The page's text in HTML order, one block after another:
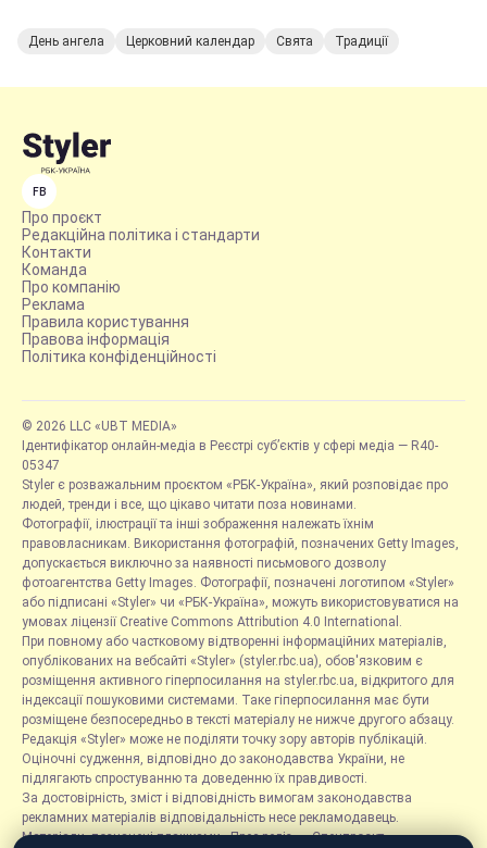
День ангела Церковний календар Свята Традиції
FB
Про проєкт
Редакційна політика і стандарти
Контакти
Команда
Про компанію
Реклама
Правила користування
Правова інформація
Політика конфіденційності
© 2026 LLC «UBT MEDIA»
Ідентифікатор онлайн-медіа в Реєстрі суб’єктів у сфері медіа — R40-
05347
Styler є розважальним проєктом «РБК-Україна», який розповідає про
людей, тренди і все, що цікаво читати поза новинами.
Фотографії, ілюстрації та інші зображення належать їхнім
правовласникам. Використання фотографій, позначених Getty Images,
допускається виключно за наявності письмового дозволу
фотоагентства Getty Images. Фотографії, позначені логотипом «Styler»
або підписані «Styler» чи «РБК-Україна», можуть використовуватися на
умовах ліцензії Creative Commons Attribution 4.0 International.
При повному або частковому відтворенні інформаційних матеріалів,
опублікованих на вебсайті «Styler» (styler.rbc.ua), обов'язковим є
розміщення активного гіперпосилання на styler.rbc.ua, відкритого для
індексації пошуковими системами. Таке гіперпосилання має бути
розміщене безпосередньо в тексті матеріалу не нижче другого абзацу.
Редакція «Styler» може не поділяти точку зору авторів публікацій.
Оціночні судження, відповідно до законодавства України, не
підлягають спростуванню та доведенню їх правдивості.
За достовірність, зміст і відповідність вимогам законодавства
рекламних матеріалів відповідальність несе рекламодавець.
Матеріали, позначені плашками «Прес-реліз», «Спецпроєкт»,